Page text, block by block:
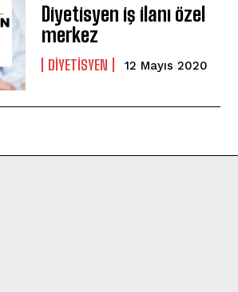
Diyetisyen iş ilanı özel
merkez
DIYETISYEN 12 Mayıs 2020